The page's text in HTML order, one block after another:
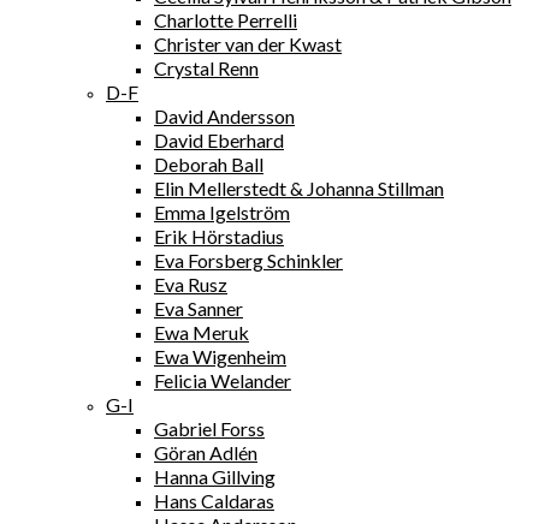
Charlotte Perrelli
Christer van der Kwast
Crystal Renn
D-F
David Andersson
David Eberhard
Deborah Ball
Elin Mellerstedt & Johanna Stillman
Emma Igelström
Erik Hörstadius
Eva Forsberg Schinkler
Eva Rusz
Eva Sanner
Ewa Meruk
Ewa Wigenheim
Felicia Welander
G-I
Gabriel Forss
Göran Adlén
Hanna Gillving
Hans Caldaras